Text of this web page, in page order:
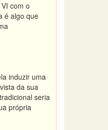
com o
é algo que
induzir uma
da sua
seria
própria